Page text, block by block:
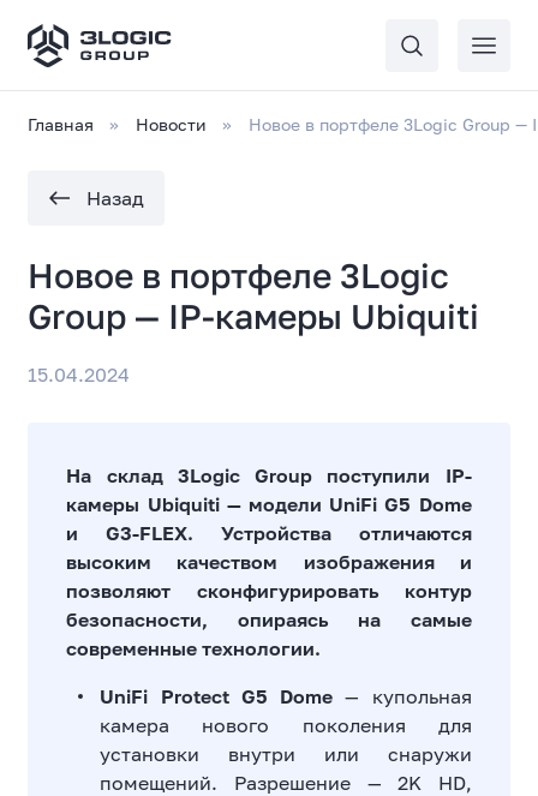
Главная Новости Новое в портфеле 3Logic Group
Назад
Новое в портфеле 3Logic
Group — IP-камеры Ubiquiti
15.04.2024
На склад 3Logic Group поступили IP-
камеры Ubiquiti — модели UniFi G5 Dome
и G3-FLEX. Устройства отличаются
высоким качеством изображения и
позволяют сконфигурировать контур
безопасности, опираясь на самые
современные технологии.
UniFi Protect G5 Dome — купольная
камера нового поколения для
установки внутри или снаружи
помещений. Разрешение — 2K HD,